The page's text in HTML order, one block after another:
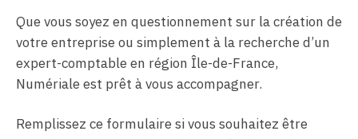
Que vous soyez en questionnement sur la création de
votre entreprise ou simplement à la recherche d’un
expert-comptable en région Île-de-France,
Numériale est prêt à vous accompagner.
Remplissez ce formulaire si vous souhaitez être